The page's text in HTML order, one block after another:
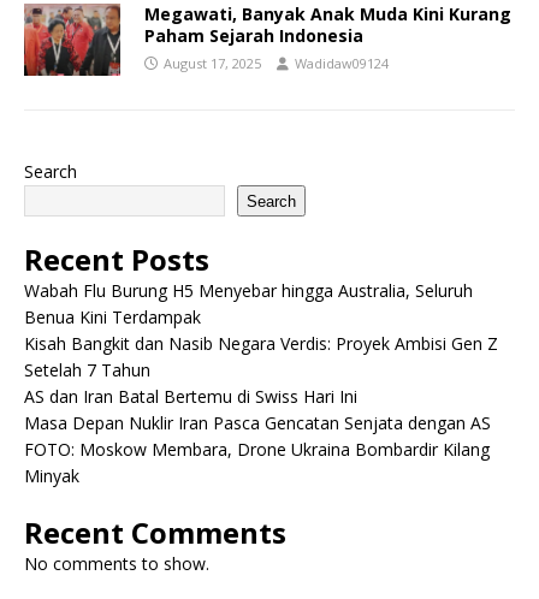
Megawati, Banyak Anak Muda Kini Kurang
Paham Sejarah Indonesia
August 17, 2025 Wadidaw09124
Search
Search
Recent Posts
Wabah Flu Burung H5 Menyebar hingga Australia, Seluruh
Benua Kini Terdampak
Kisah Bangkit dan Nasib Negara Verdis: Proyek Ambisi Gen Z
Setelah 7 Tahun
AS dan Iran Batal Bertemu di Swiss Hari Ini
Masa Depan Nuklir Iran Pasca Gencatan Senjata dengan AS
FOTO: Moskow Membara, Drone Ukraina Bombardir Kilang
Minyak
Recent Comments
No comments to show.